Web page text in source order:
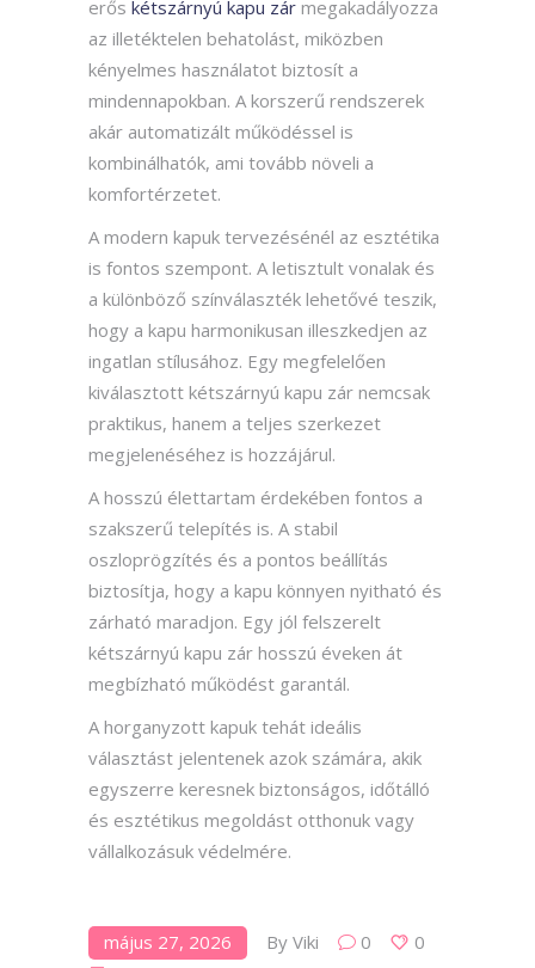
erős kétszárnyú kapu zár megakadályozza
az illetéktelen behatolást, miközben
kényelmes használatot biztosít a
mindennapokban. A korszerű rendszerek
akár automatizált működéssel is
kombinálhatók, ami tovább növeli a
komfortérzetet.
A modern kapuk tervezésénél az esztétika
is fontos szempont. A letisztult vonalak és
a különböző színválaszték lehetővé teszik,
hogy a kapu harmonikusan illeszkedjen az
ingatlan stílusához. Egy megfelelően
kiválasztott kétszárnyú kapu zár nemcsak
praktikus, hanem a teljes szerkezet
megjelenéséhez is hozzájárul.
A hosszú élettartam érdekében fontos a
szakszerű telepítés is. A stabil
oszloprögzítés és a pontos beállítás
biztosítja, hogy a kapu könnyen nyitható és
zárható maradjon. Egy jól felszerelt
kétszárnyú kapu zár hosszú éveken át
megbízható működést garantál.
A horganyzott kapuk tehát ideális
választást jelentenek azok számára, akik
egyszerre keresnek biztonságos, időtálló
és esztétikus megoldást otthonuk vagy
vállalkozásuk védelmére.
május 27, 2026 By Viki 0
0